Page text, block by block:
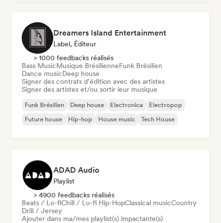
Dreamers Island Entertainment
Label, Éditeur
> 1000 feedbacks réalisés
Bass MusicMusique BrésilienneFunk Brésilien
Dance musicDeep house
Signer des contrats d’édition avec des artistes
Signer des artistes et/ou sortir leur musique
Funk Brésilien Deep house Electronica
Electropop
Future house
Hip-hop House music Tech House
ADAD Audio
Playlist
> 4900 feedbacks réalisés
Beats / Lo-fiChill / Lo-fi Hip-HopClassical musicCountry
Drill / Jersey
Ajouter dans ma/mes playlist(s) impactante(s)